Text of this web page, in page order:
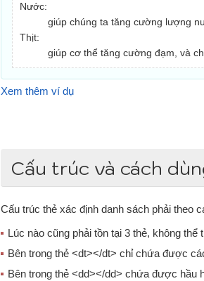
Nước:
giúp chúng ta tăng cường lượng
Thịt:
giúp cơ thể tăng cường đạm, và
Xem thêm ví dụ
Cấu trúc và cách
Cấu trúc thẻ xác định danh sách phải theo
Lúc nào cũng phải tồn tại 3 thẻ, không
Bên trong thẻ <dt></dt> chỉ chứa được
Bên trong thẻ <dd></dd> chứa được hầu